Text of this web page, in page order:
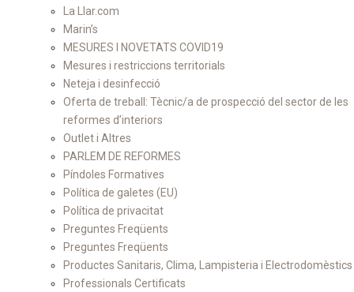
La Llar.com
Marin’s
MESURES I NOVETATS COVID19
Mesures i restriccions territorials
Neteja i desinfecció
Oferta de treball: Tècnic/a de prospecció del sector de les
reformes d’interiors
Outlet i Altres
PARLEM DE REFORMES
Píndoles Formatives
Política de galetes (EU)
Política de privacitat
Preguntes Freqüents
Preguntes Freqüents
Productes Sanitaris, Clima, Lampisteria i Electrodomèstics
Professionals Certificats